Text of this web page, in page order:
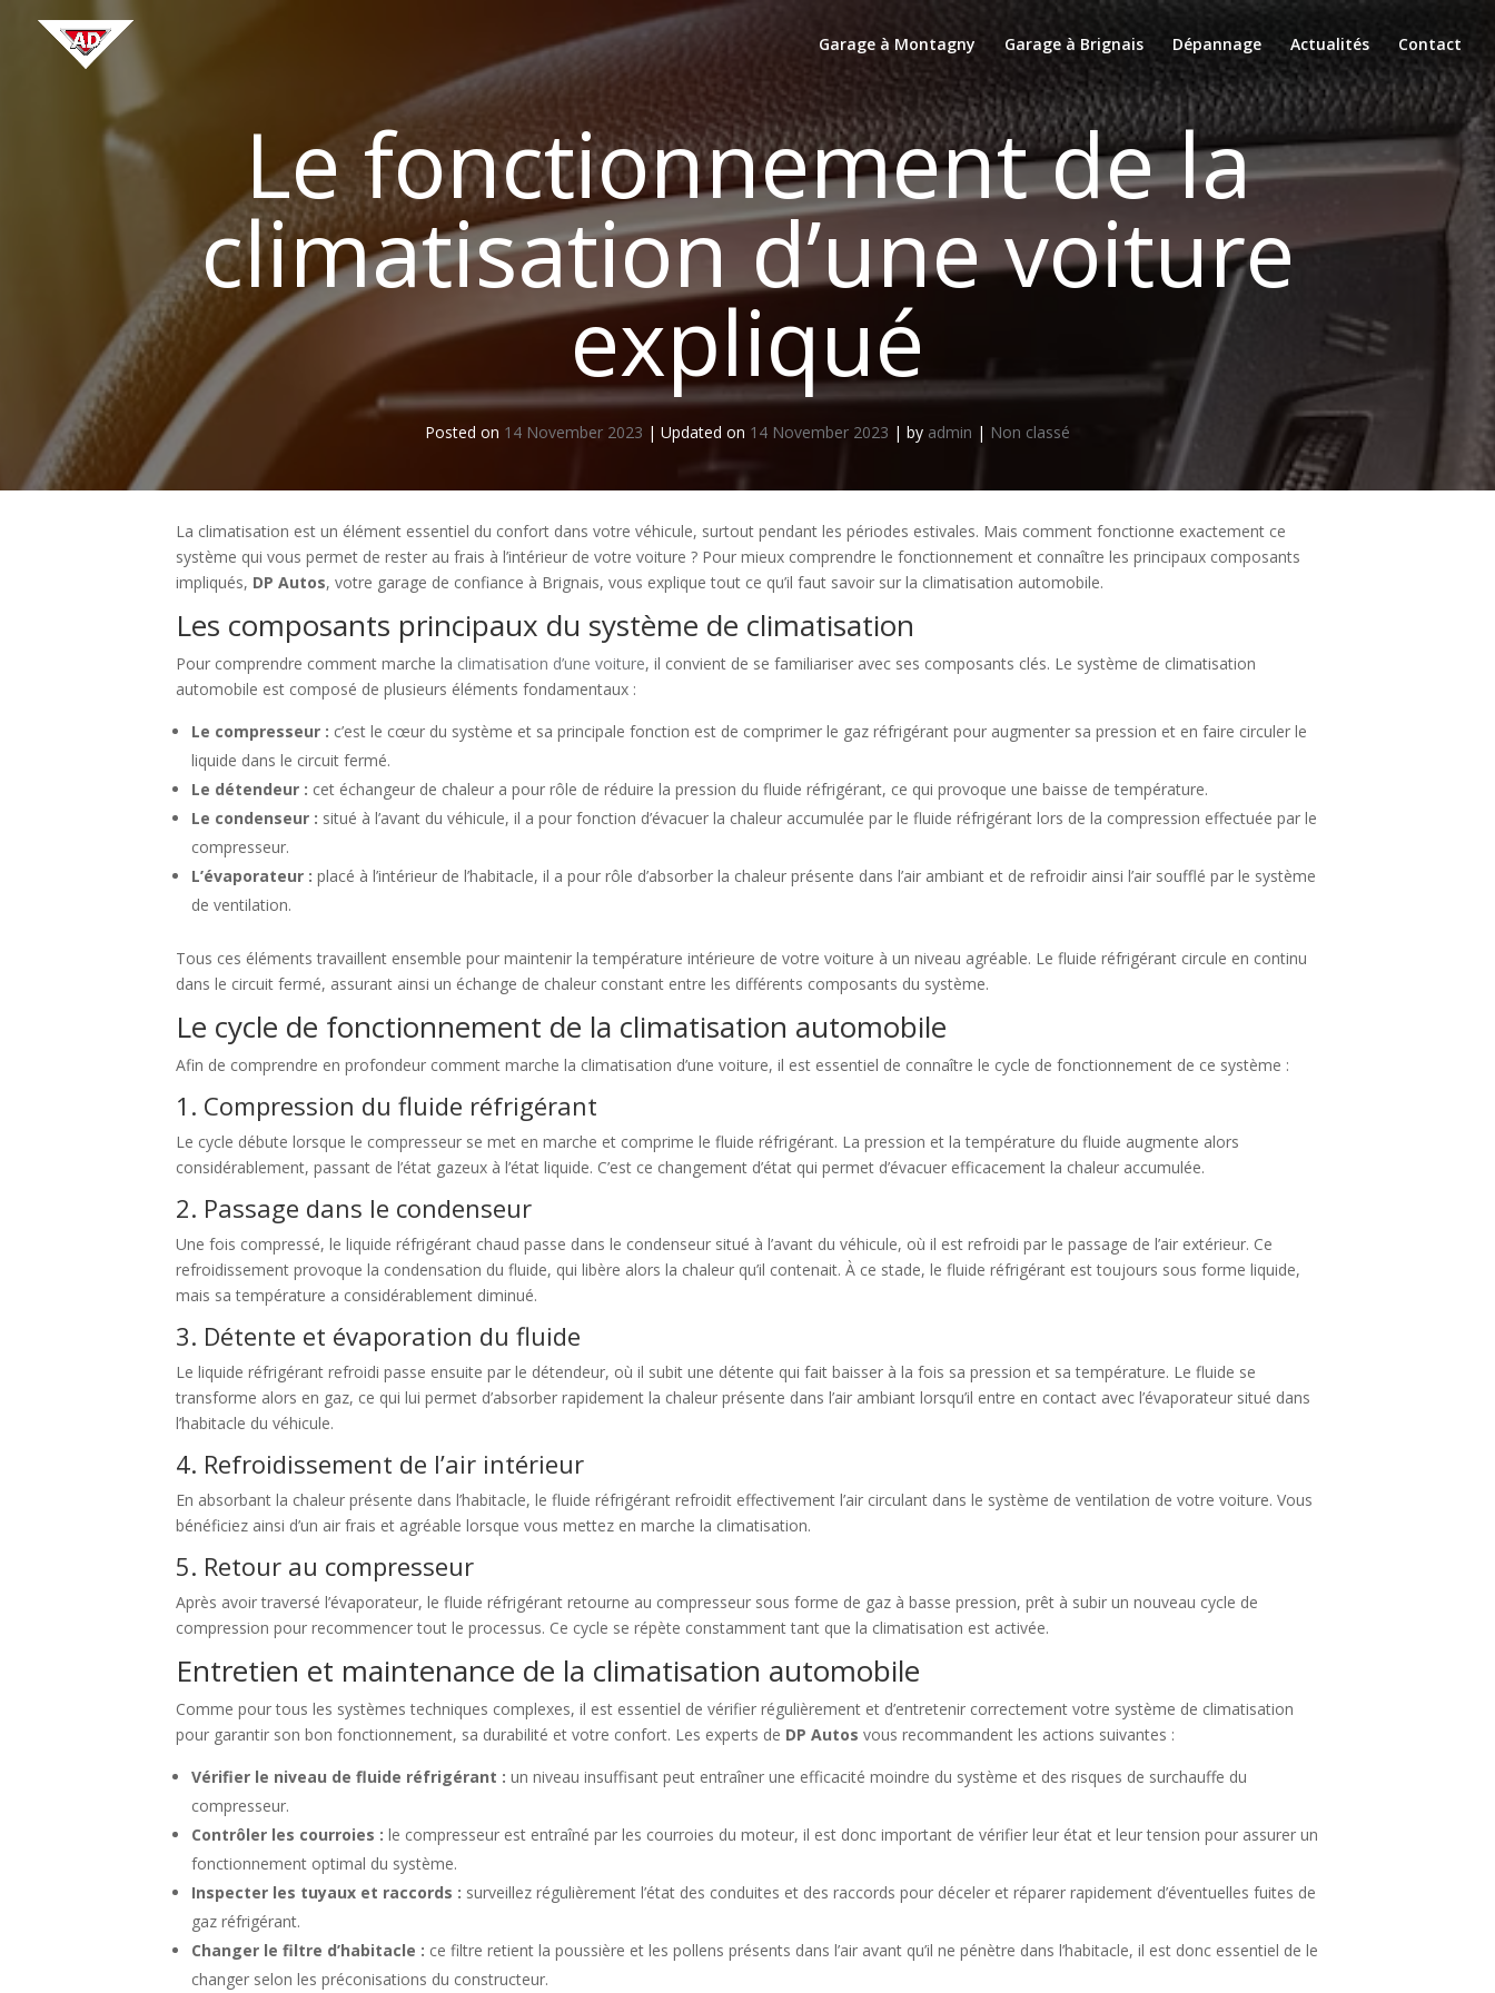
Garage à Montagny Garage à Brignais Dépannage Actualités Contact
Le fonctionnement de la
climatisation d’une voiture
expliqué
Posted on 14 November 2023 | Updated on 14 November 2023 | by admin | Non classé
La climatisation est un élément essentiel du confort dans votre véhicule, surtout pendant les périodes estivales. Mais comment fonctionne exactement ce
système qui vous permet de rester au frais à l’intérieur de votre voiture ? Pour mieux comprendre le fonctionnement et connaître les principaux composants
impliqués, DP Autos, votre garage de confiance à Brignais, vous explique tout ce qu’il faut savoir sur la climatisation automobile.
Les composants principaux du système de climatisation
Pour comprendre comment marche la climatisation d’une voiture, il convient de se familiariser avec ses composants clés. Le système de climatisation
automobile est composé de plusieurs éléments fondamentaux :
Le compresseur : c’est le cœur du système et sa principale fonction est de comprimer le gaz réfrigérant pour augmenter sa pression et en faire circuler le
liquide dans le circuit fermé.
Le détendeur : cet échangeur de chaleur a pour rôle de réduire la pression du fluide réfrigérant, ce qui provoque une baisse de température.
Le condenseur : situé à l’avant du véhicule, il a pour fonction d’évacuer la chaleur accumulée par le fluide réfrigérant lors de la compression effectuée par le
compresseur.
L’évaporateur : placé à l’intérieur de l’habitacle, il a pour rôle d’absorber la chaleur présente dans l’air ambiant et de refroidir ainsi l’air soufflé par le système
de ventilation.
Tous ces éléments travaillent ensemble pour maintenir la température intérieure de votre voiture à un niveau agréable. Le fluide réfrigérant circule en continu
dans le circuit fermé, assurant ainsi un échange de chaleur constant entre les différents composants du système.
Le cycle de fonctionnement de la climatisation automobile
Afin de comprendre en profondeur comment marche la climatisation d’une voiture, il est essentiel de connaître le cycle de fonctionnement de ce système :
1. Compression du fluide réfrigérant
Le cycle débute lorsque le compresseur se met en marche et comprime le fluide réfrigérant. La pression et la température du fluide augmente alors
considérablement, passant de l’état gazeux à l’état liquide. C’est ce changement d’état qui permet d’évacuer efficacement la chaleur accumulée.
2. Passage dans le condenseur
Une fois compressé, le liquide réfrigérant chaud passe dans le condenseur situé à l’avant du véhicule, où il est refroidi par le passage de l’air extérieur. Ce
refroidissement provoque la condensation du fluide, qui libère alors la chaleur qu’il contenait. À ce stade, le fluide réfrigérant est toujours sous forme liquide,
mais sa température a considérablement diminué.
3. Détente et évaporation du fluide
Le liquide réfrigérant refroidi passe ensuite par le détendeur, où il subit une détente qui fait baisser à la fois sa pression et sa température. Le fluide se
transforme alors en gaz, ce qui lui permet d’absorber rapidement la chaleur présente dans l’air ambiant lorsqu’il entre en contact avec l’évaporateur situé dans
l’habitacle du véhicule.
4. Refroidissement de l’air intérieur
En absorbant la chaleur présente dans l’habitacle, le fluide réfrigérant refroidit effectivement l’air circulant dans le système de ventilation de votre voiture. Vous
bénéficiez ainsi d’un air frais et agréable lorsque vous mettez en marche la climatisation.
5. Retour au compresseur
Après avoir traversé l’évaporateur, le fluide réfrigérant retourne au compresseur sous forme de gaz à basse pression, prêt à subir un nouveau cycle de
compression pour recommencer tout le processus. Ce cycle se répète constamment tant que la climatisation est activée.
Entretien et maintenance de la climatisation automobile
Comme pour tous les systèmes techniques complexes, il est essentiel de vérifier régulièrement et d’entretenir correctement votre système de climatisation
pour garantir son bon fonctionnement, sa durabilité et votre confort. Les experts de DP Autos vous recommandent les actions suivantes :
Vérifier le niveau de fluide réfrigérant : un niveau insuffisant peut entraîner une efficacité moindre du système et des risques de surchauffe du
compresseur.
Contrôler les courroies : le compresseur est entraîné par les courroies du moteur, il est donc important de vérifier leur état et leur tension pour assurer un
fonctionnement optimal du système.
Inspecter les tuyaux et raccords : surveillez régulièrement l’état des conduites et des raccords pour déceler et réparer rapidement d’éventuelles fuites de
gaz réfrigérant.
Changer le filtre d’habitacle : ce filtre retient la poussière et les pollens présents dans l’air avant qu’il ne pénètre dans l’habitacle, il est donc essentiel de le
changer selon les préconisations du constructeur.